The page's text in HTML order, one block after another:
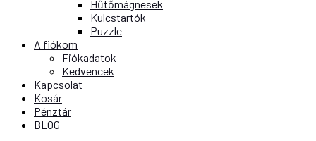
Hűtőmágnesek
Kulcstartók
Puzzle
A fiókom
Fiókadatok
Kedvencek
Kapcsolat
Kosár
Pénztár
BLOG